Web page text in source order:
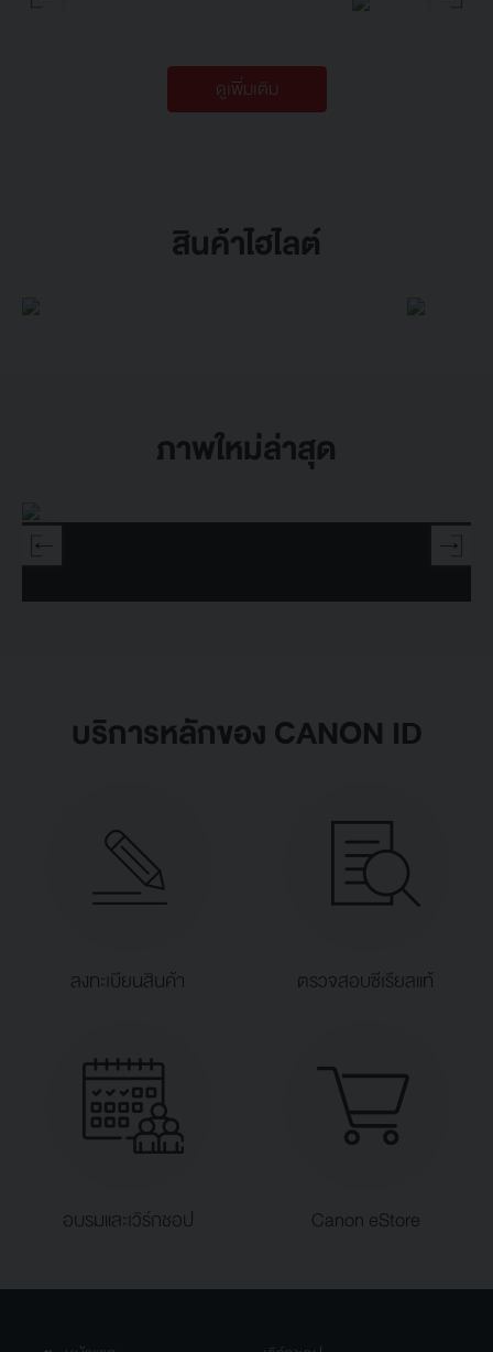
ดูเพิ่มเติม
สินค้าไฮไลต์
ภาพใหม่ล่าสุด
บริการหลักของ CANON ID
ลงทะเบียนสินค้า ตรวจสอบซีเรียลแท้
อบรมและเวิร์กชอป Canon eStore